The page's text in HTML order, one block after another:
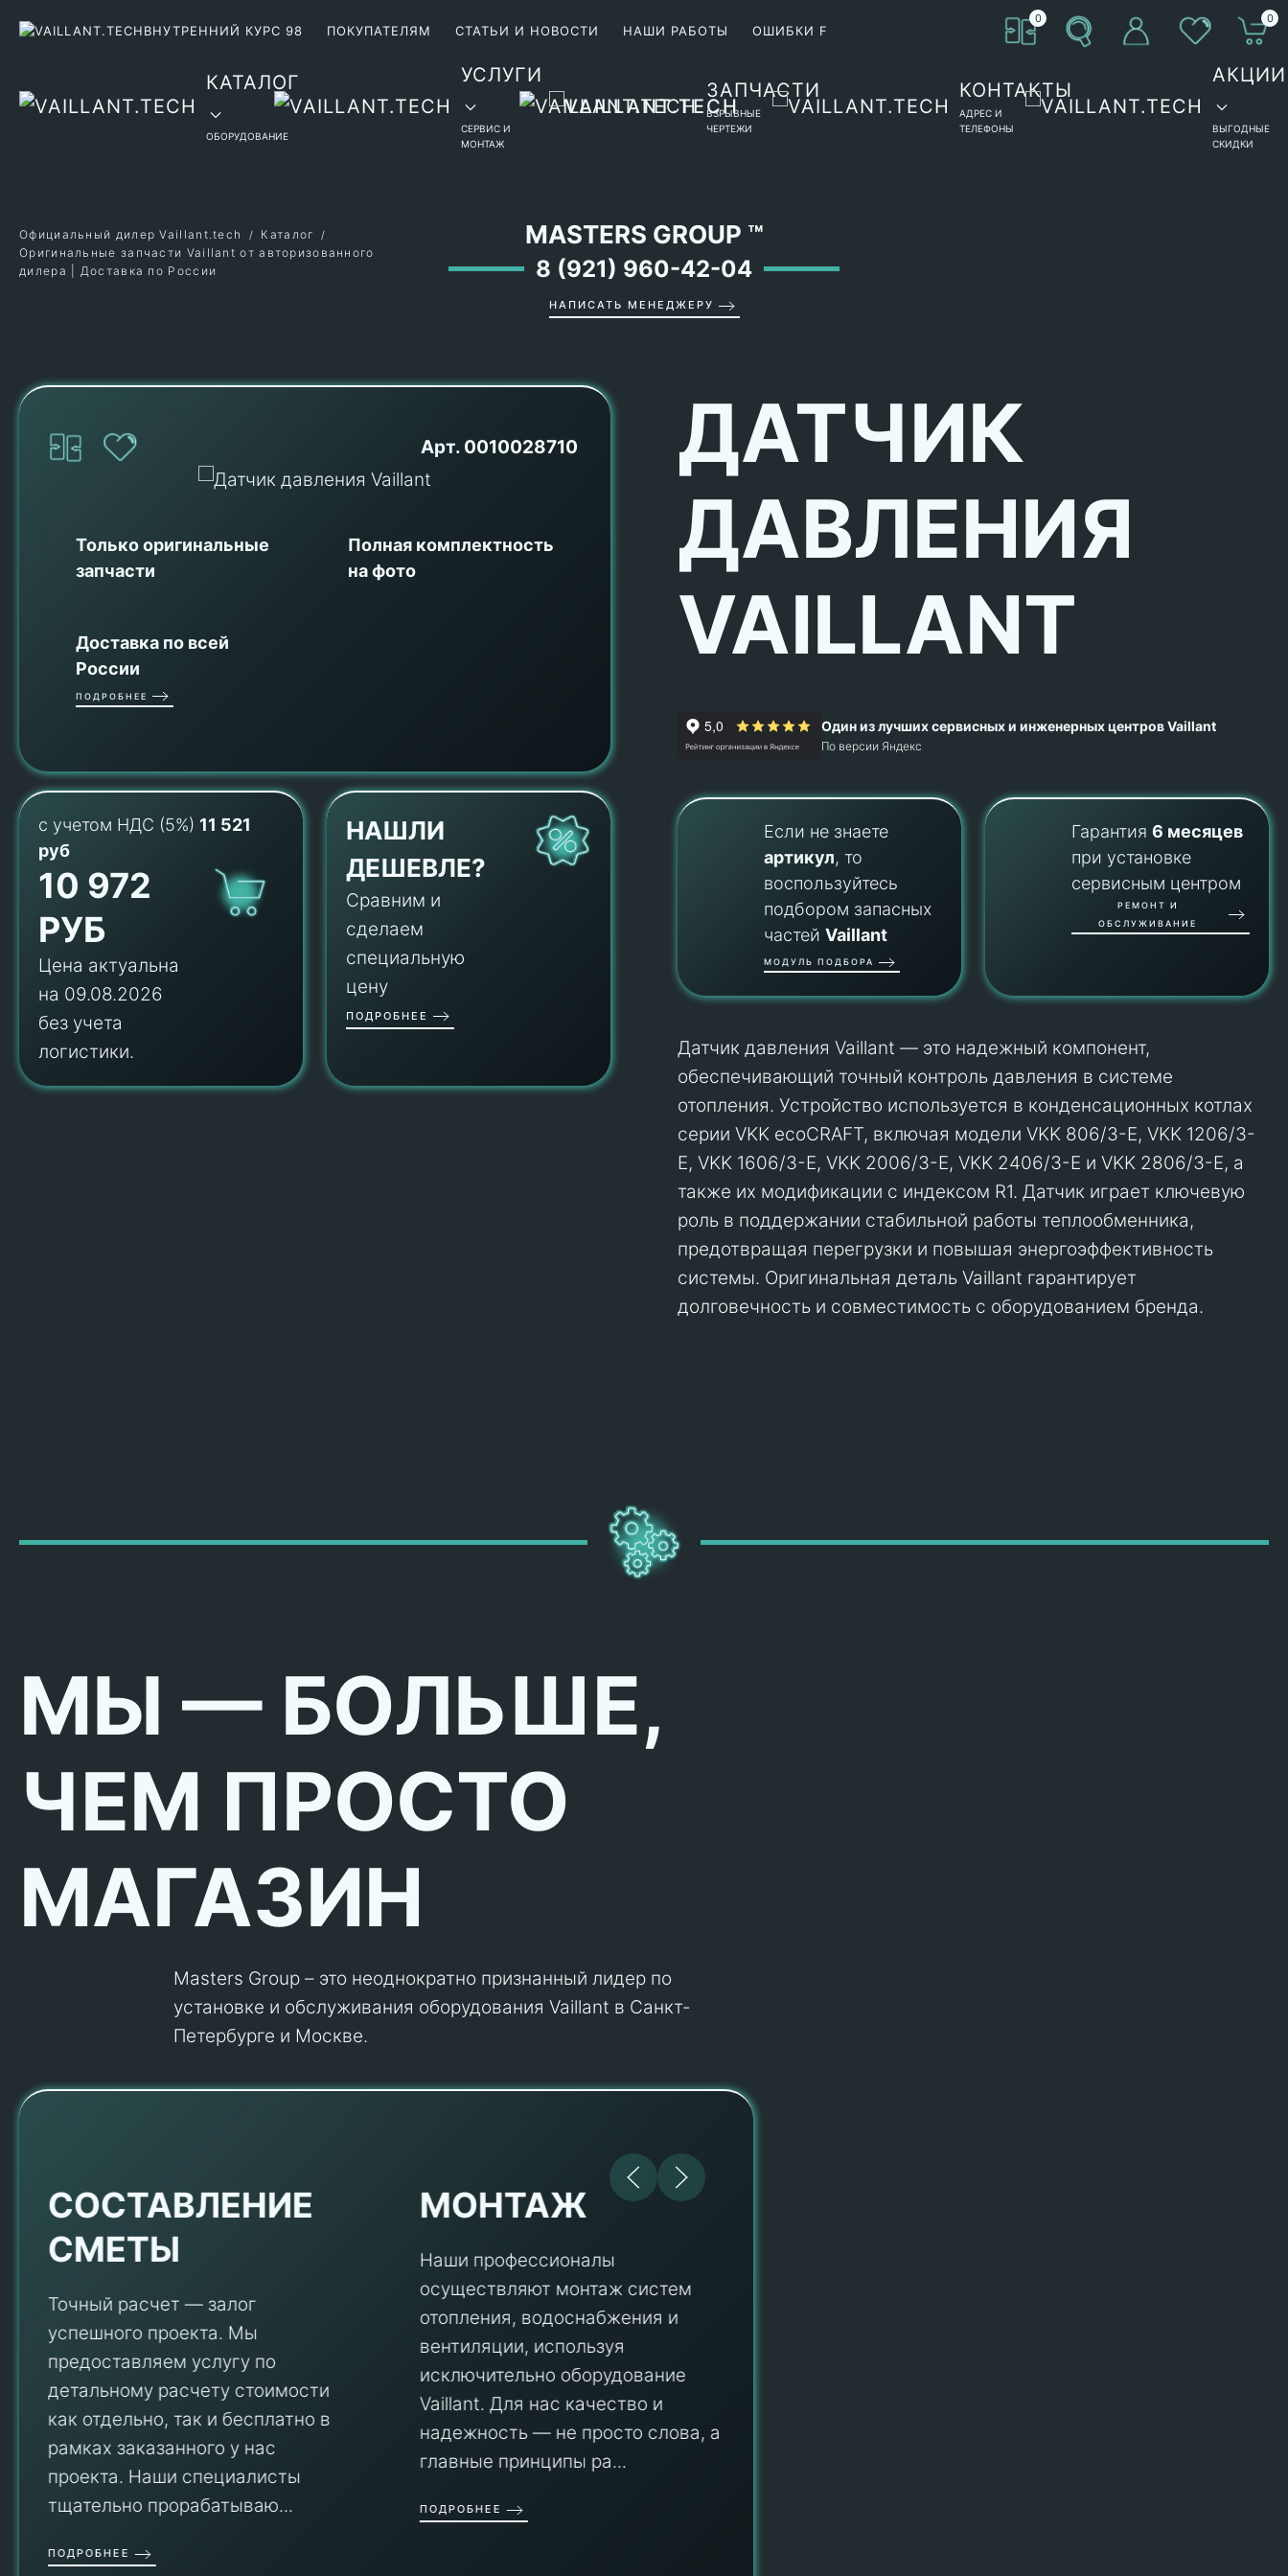
ВНУТРЕННИЙ КУРС 98 ПОКУПАТЕЛЯМ СТАТЬИ И НОВОСТИ НАШИ РАБОТЫ ОШИБКИ F
0 0
КАТАЛОГ
ОБОРУДОВАНИЕ
УСЛУГИ
СЕРВИС И
МОНТАЖ
ЗАПЧАСТИ
ВЗРЫВНЫЕ
ЧЕРТЕЖИ
КОНТАКТЫ
АДРЕС И
ТЕЛЕФОНЫ
АКЦИИ
ВЫГОДНЫЕ
СКИДКИ
MASTERS GROUP ™
8 (921) 960-42-04
НАПИСАТЬ МЕНЕДЖЕРУ
Официальный дилер Vaillant.tech
Каталог
Оригинальные запчасти Vaillant от авторизованного
дилера | Доставка по России
Арт. 0010028710
Только оригинальные
запчасти
Полная комплектность
на фото
Доставка по всей
России
ПОДРОБНЕЕ
с учетом НДС (5%) 11 521
руб
10 972
РУБ
Цена актуальна
на 09.08.2026
без учета
логистики.
НАШЛИ
ДЕШЕВЛЕ?
Сравним и
сделаем
специальную
цену
ПОДРОБНЕЕ
ДАТЧИК
ДАВЛЕНИЯ
VAILLANT
Один из лучших сервисных и инженерных центров Vaillant
По версии Яндекс
Если не знаете
артикул, то
воспользуйтесь
подбором запасных
частейVaillant
МОДУЛЬ ПОДБОРА
Гарантия6 месяцев
при установке
сервисным центром
РЕМОНТ И
ОБСЛУЖИВАНИЕ
Датчик давления Vaillant — это надежный компонент,
обеспечивающий точный контроль давления в системе
отопления. Устройство используется в конденсационных котлах
серии VKK ecoCRAFT, включая модели VKK 806/3-E, VKK 1206/3-
E, VKK 1606/3-E, VKK 2006/3-E, VKK 2406/3-E и VKK 2806/3-E, а
также их модификации с индексом R1. Датчик играет ключевую
роль в поддержании стабильной работы теплообменника,
предотвращая перегрузки и повышая энергоэффективность
системы. Оригинальная деталь Vaillant гарантирует
долговечность и совместимость с оборудованием бренда.
МЫ — БОЛЬШЕ,
ЧЕМ ПРОСТО
МАГАЗИН
Masters Group – это неоднократно признанный лидер по
установке и обслуживания оборудования Vaillant в Санкт-
Петербурге и Москве.
СОСТАВЛЕНИЕ
СМЕТЫ
Точный расчет — залог
успешного проекта. Мы
предоставляем услугу по
детальному расчету стоимости
как отдельно, так и бесплатно в
рамках заказанного у нас
проекта. Наши специалисты
тщательно прорабатываю...
ПОДРОБНЕЕ
МОНТАЖ
Наши профессионалы
осуществляют монтаж систем
отопления, водоснабжения и
вентиляции, используя
исключительно оборудование
Vaillant. Для нас качество и
надежность — не просто слова, а
главные принципы ра...
ПОДРОБНЕЕ